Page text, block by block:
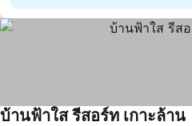
บ้านฟ้าใส รีสอร์ท เกาะล้าน